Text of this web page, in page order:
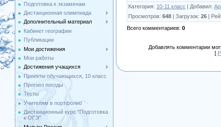
Подготовка к экзаменам
Дистанционная олимпиада
Дополнительный материал
Кабинет географии
Публикации
Мои достижения
Мои работы
Достижения учащихся
Проекты обучающихся, 10 класс
Прогноз погоды
Тесты
Учителям в портфолио
Дистанционный курс "Подготовка
к ОГЭ"
Категория: 10-11 класс | Добавил:
Просмотров: 648 | Загрузок: 26 |
Всего комментариев: 0
Добавлять комментарии
[